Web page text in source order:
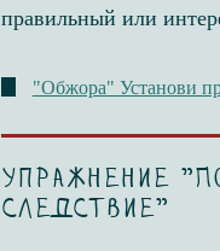
правильный или
"Обжора" Установи
Упражнение
следствие"